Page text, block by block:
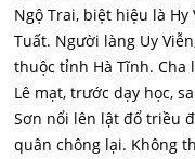
Ngộ Trai, biệt hiệu là
Tuất. Người làng Uy
thuộc tỉnh Hà Tĩnh. Cha
Lê mạt, trước dạy học,
Sơn nổi lên lật đổ triều
quân chông lại. Không